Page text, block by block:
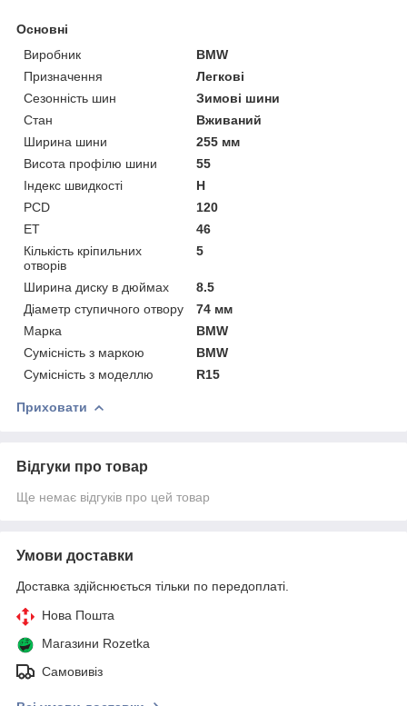
Основні
Виробник
BMW
Призначення
Легкові
Сезонність шин
Зимові шини
Стан
Вживаний
Ширина шини
255 мм
Висота профілю шини
55
Індекс швидкості
H
PCD
120
ET
46
Кількість кріпильних
отворів
5
Ширина диску в дюймах
8.5
Діаметр ступичного отвору
74 мм
Марка
BMW
Сумісність з маркою
BMW
Сумісність з моделлю
R15
Приховати
Відгуки про товар
Ще немає відгуків про цей товар
Умови доставки
Доставка здійснюється тільки по передоплаті.
Нова Пошта
Магазини Rozetka
Самовивіз